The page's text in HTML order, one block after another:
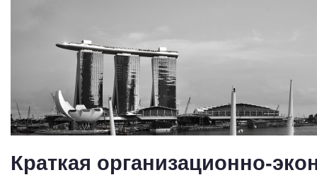
Краткая организационно-